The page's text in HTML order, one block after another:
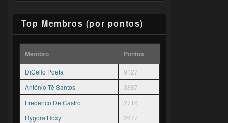
Top Membros (por pontos)
Membro Pontos
DiCello Poeta
9127
António Tê Santos
3887
Frederico De Castro
2716
Hygora Hoxy
2677